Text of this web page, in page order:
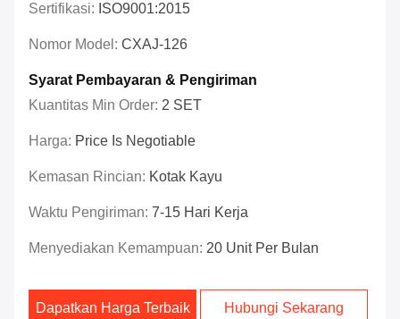
Sertifikasi: ISO9001:2015
Nomor Model: CXAJ-126
Syarat Pembayaran & Pengiriman
Kuantitas Min Order: 2 SET
Harga: Price Is Negotiable
Kemasan Rincian: Kotak Kayu
Waktu Pengiriman: 7-15 Hari Kerja
Menyediakan Kemampuan: 20 Unit Per Bulan
Dapatkan Harga Terbaik Hubungi Sekarang